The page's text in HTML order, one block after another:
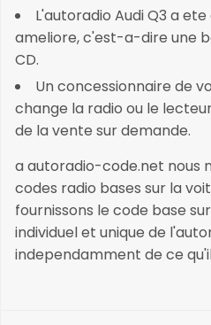
L'autoradio Audi Q3 a
ameliore, c'est-a-dire une
CD.
Un concessionnaire de
change la radio ou le
de la vente sur demande.
a autoradio-code.net nous
codes radio bases sur la
fournissons le code base
individuel et unique de
independamment de ce